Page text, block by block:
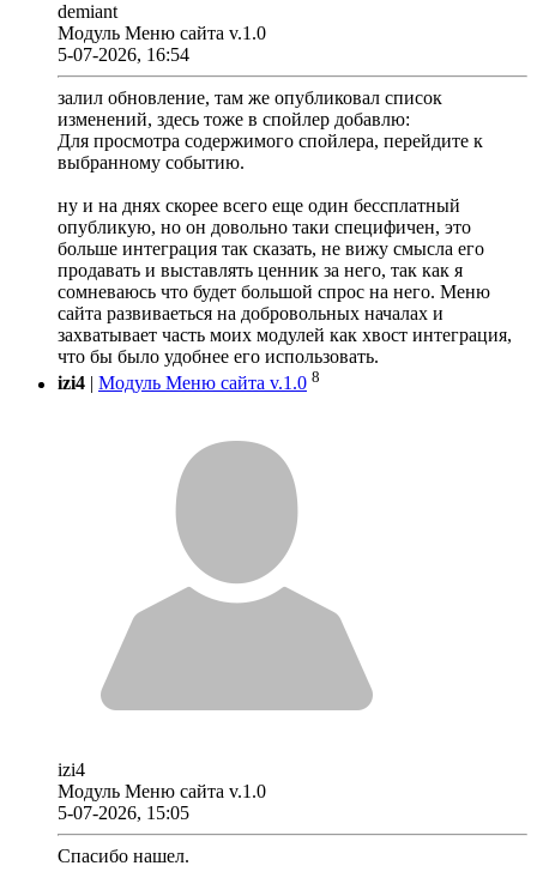
demiant
Модуль Меню сайта v.1.0
5-07-2026, 16:54
залил обновление, там же опубликовал список
изменений, здесь тоже в спойлер добавлю:
Для просмотра содержимого спойлера, перейдите к
выбранному событию.
ну и на днях скорее всего еще один бессплатный
опубликую, но он довольно таки специфичен, это
больше интеграция так сказать, не вижу смысла его
продавать и выставлять ценник за него, так как я
сомневаюсь что будет большой спрос на него. Меню
сайта развиваеться на добровольных началах и
захватывает часть моих модулей как хвост интеграция,
что бы было удобнее его использовать.
izi4
Модуль Меню сайта v.1.0 8
izi4
Модуль Меню сайта v.1.0
5-07-2026, 15:05
Спасибо нашел.